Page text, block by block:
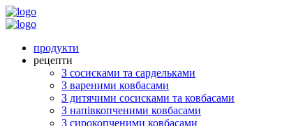
продукти
рецепти
З сосисками та сардельками
З вареними ковбасами
З дитячими сосисками та ковбасами
З напівкопченими ковбасами
З сирокопченими ковбасами